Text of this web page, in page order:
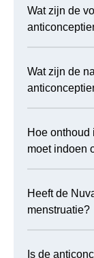
Wat zijn de
Wat zijn de
Hoe onthoud
moet indoen
Heeft de
menstruatie?
Is de